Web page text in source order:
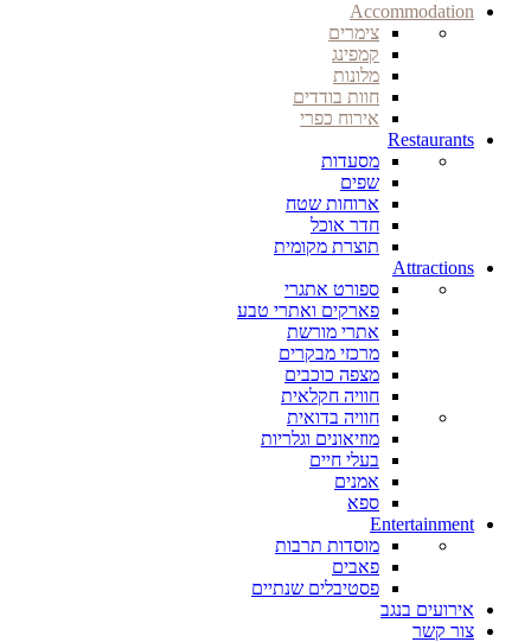
Accommodation
צימרים
קמפינג
מלונות
חוות בודדים
אירוח כפרי
Restaurants
מסעדות
שפים
ארוחות שטח
חדר אוכל
תוצרת מקומית
Attractions
ספורט אתגרי
פארקים ואתרי טבע
אתרי מורשת
מרכזי מבקרים
מצפה כוכבים
חוויה חקלאית
חוויה בדואית
מוזיאונים וגלריות
בעלי חיים
אמנים
ספא
Entertainment
מוסדות תרבות
פאבים
פסטיבלים שנתיים
אירועים בנגב
צור קשר